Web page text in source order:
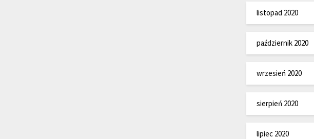
listopad 2020
październik 2020
wrzesień 2020
sierpień 2020
lipiec 2020